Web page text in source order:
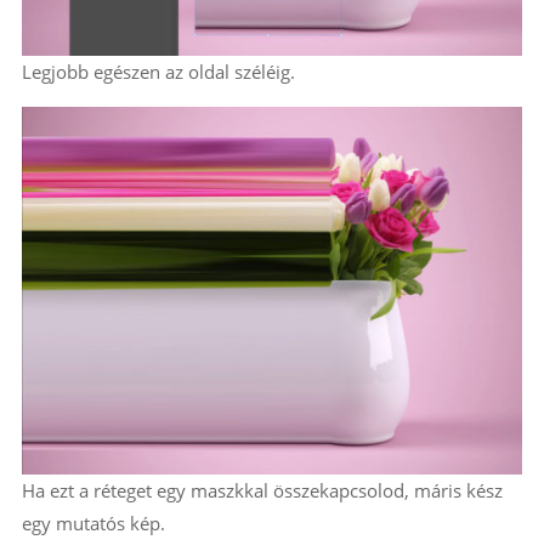
Legjobb egészen az oldal széléig.
Ha ezt a réteget egy maszkkal összekapcsolod, máris kész
egy mutatós kép.